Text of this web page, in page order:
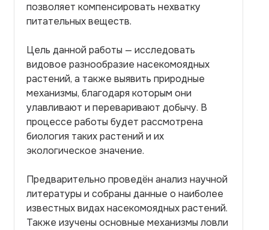
позволяет компенсировать нехватку
питательных веществ.
Цель данной работы — исследовать
видовое разнообразие насекомоядных
растений, а также выявить природные
механизмы, благодаря которым они
улавливают и переваривают добычу. В
процессе работы будет рассмотрена
биология таких растений и их
экологическое значение.
Предварительно проведён анализ научной
литературы и собраны данные о наиболее
известных видах насекомоядных растений.
Также изучены основные механизмы ловли